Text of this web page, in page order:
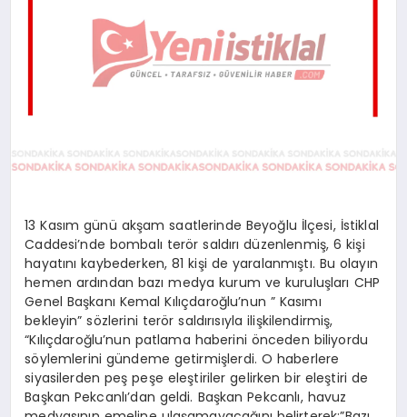
13 Kasım günü akşam saatlerinde Beyoğlu İlçesi, İstiklal
Caddesi’nde bombalı terör saldırı düzenlenmiş, 6 kişi
hayatını kaybederken, 81 kişi de yaralanmıştı. Bu olayın
hemen ardından bazı medya kurum ve kuruluşları CHP
Genel Başkanı Kemal Kılıçdaroğlu’nun ” Kasımı
bekleyin” sözlerini terör saldırısıyla ilişkilendirmiş,
“Kılıçdaroğlu’nun patlama haberini önceden biliyordu
söylemlerini gündeme getirmişlerdi. O haberlere
siyasilerden peş peşe eleştiriler gelirken bir eleştiri de
Başkan Pekcanlı’dan geldi. Başkan Pekcanlı, havuz